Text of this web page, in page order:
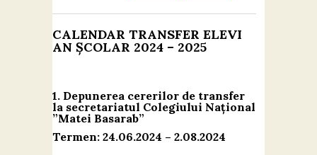
CALENDAR TRANSFER ELEVI
AN ȘCOLAR 2024 – 2025
1. Depunerea cererilor de transfer
la secretariatul Colegiului Național
”Matei Basarab”
Termen: 24.06.2024 – 2.08.2024